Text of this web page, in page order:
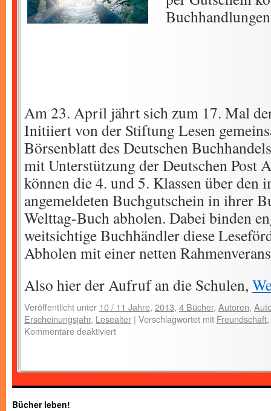
Am 23. April jährt sich zum 17. Mal
Initiiert von der Stiftung Lesen
Börsenblatt des Deutschen
mit Unterstützung der Deutschen Post
können die 4. und 5. Klassen über den
angemeldeten Buchgutschein in ihrer
Welttag-Buch abholen. Dabei binden
weitsichtige Buchhändler diese
Abholen mit einer netten
Also hier der Aufruf an die Schulen,
Veröffentlicht unter 10 / 11 Jahre, 2013, 4 Bücher, Autoren,
Erscheinungsjahr, Lesealter | Verschlagwortet mit Freundschaft,
Kommentare deaktiviert
Bücher leben!